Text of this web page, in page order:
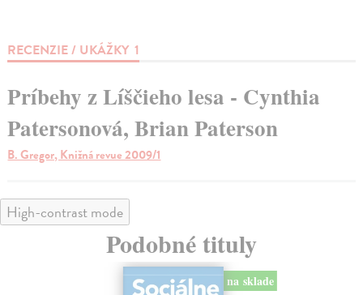
RECENZIE / UKÁŽKY 1
Príbehy z Líščieho lesa - Cynthia
Patersonová, Brian Paterson
B. Gregor, Knižná revue 2009/1
High-contrast mode
Podobné tituly
na sklade